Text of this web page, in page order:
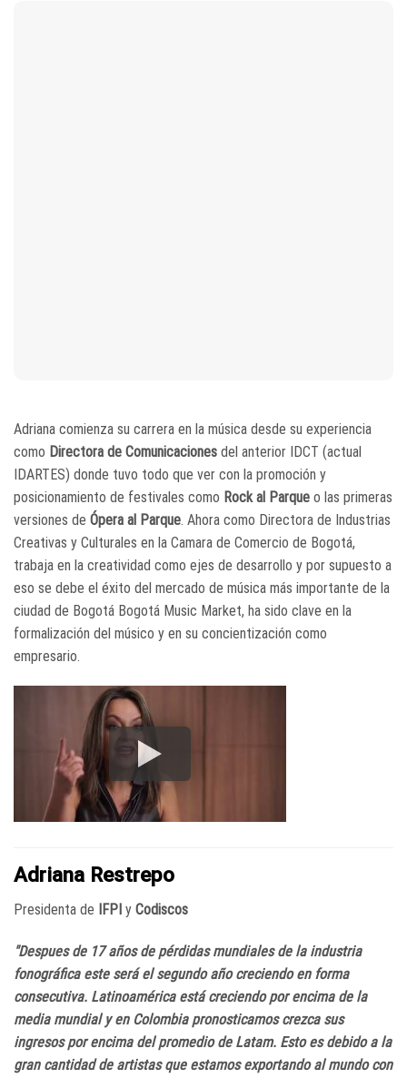
Adriana comienza su carrera en la música desde su experiencia
como Directora de Comunicaciones del anterior IDCT (actual
IDARTES) donde tuvo todo que ver con la promoción y
posicionamiento de festivales como Rock al Parque o las primeras
versiones de Ópera al Parque. Ahora como Directora de Industrias
Creativas y Culturales en la Camara de Comercio de Bogotá,
trabaja en la creatividad como ejes de desarrollo y por supuesto a
eso se debe el éxito del mercado de música más importante de la
ciudad de Bogotá Bogotá Music Market, ha sido clave en la
formalización del músico y en su concientización como
empresario.
Adriana Restrepo
Presidenta de IFPI y Codiscos
"Despues de 17 años de pérdidas mundiales de la industria
fonográfica este será el segundo año creciendo en forma
consecutiva. Latinoamérica está creciendo por encima de la
media mundial y en Colombia pronosticamos crezca sus
ingresos por encima del promedio de Latam. Esto es debido a la
gran cantidad de artistas que estamos exportando al mundo con